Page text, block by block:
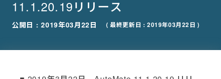
11.1.20.19リリース
公開日 : 2019年03月22日 ( 最終更新日 : 2019年03月22日 )